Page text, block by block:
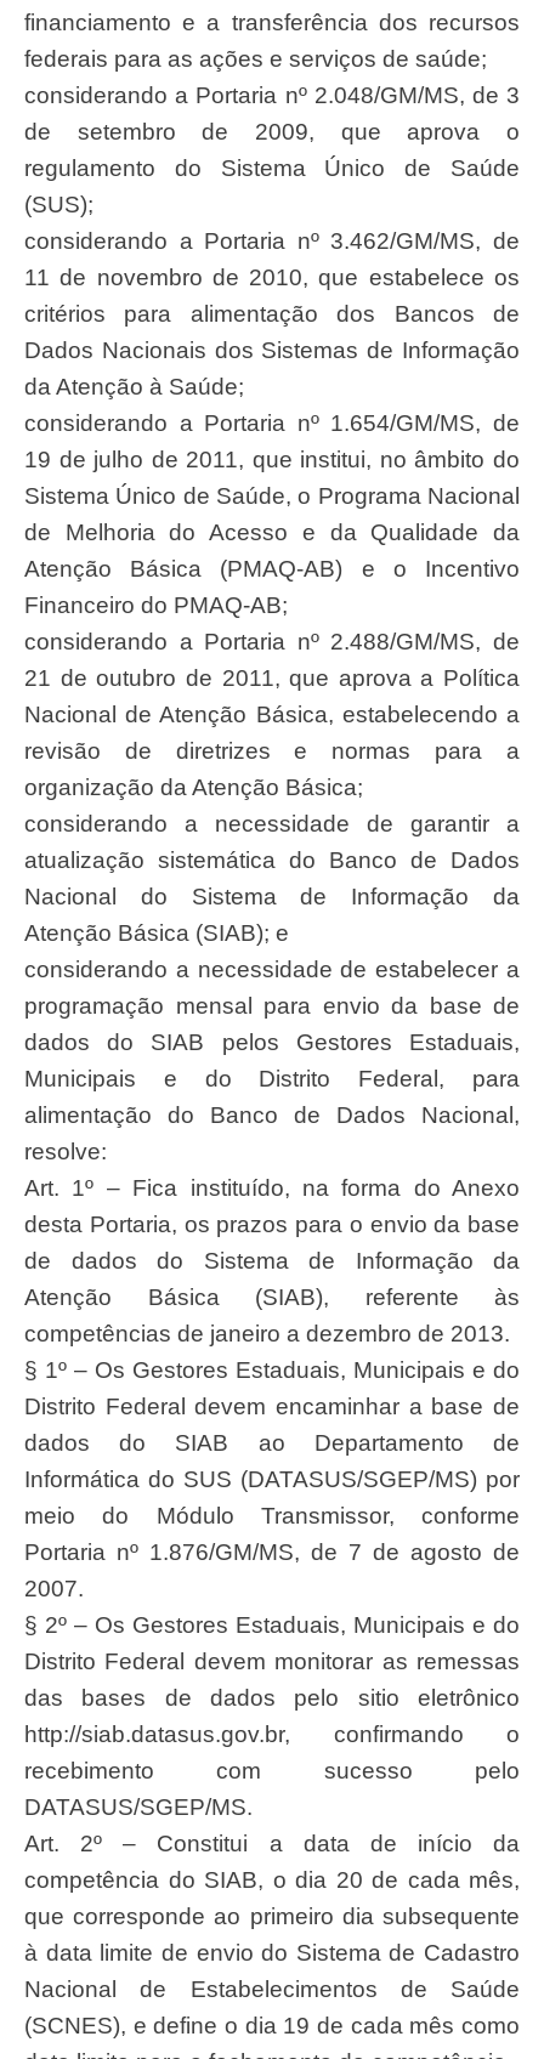
financiamento e a transferência dos recursos
federais para as ações e serviços de saúde;
considerando a Portaria nº 2.048/GM/MS, de 3
de setembro de 2009, que aprova o
regulamento do Sistema Único de Saúde
(SUS);
considerando a Portaria nº 3.462/GM/MS, de
11 de novembro de 2010, que estabelece os
critérios para alimentação dos Bancos de
Dados Nacionais dos Sistemas de Informação
da Atenção à Saúde;
considerando a Portaria nº 1.654/GM/MS, de
19 de julho de 2011, que institui, no âmbito do
Sistema Único de Saúde, o Programa Nacional
de Melhoria do Acesso e da Qualidade da
Atenção Básica (PMAQ-AB) e o Incentivo
Financeiro do PMAQ-AB;
considerando a Portaria nº 2.488/GM/MS, de
21 de outubro de 2011, que aprova a Política
Nacional de Atenção Básica, estabelecendo a
revisão de diretrizes e normas para a
organização da Atenção Básica;
considerando a necessidade de garantir a
atualização sistemática do Banco de Dados
Nacional do Sistema de Informação da
Atenção Básica (SIAB); e
considerando a necessidade de estabelecer a
programação mensal para envio da base de
dados do SIAB pelos Gestores Estaduais,
Municipais e do Distrito Federal, para
alimentação do Banco de Dados Nacional,
resolve:
Art. 1º – Fica instituído, na forma do Anexo
desta Portaria, os prazos para o envio da base
de dados do Sistema de Informação da
Atenção Básica (SIAB), referente às
competências de janeiro a dezembro de 2013.
§ 1º – Os Gestores Estaduais, Municipais e do
Distrito Federal devem encaminhar a base de
dados do SIAB ao Departamento de
Informática do SUS (DATASUS/SGEP/MS) por
meio do Módulo Transmissor, conforme
Portaria nº 1.876/GM/MS, de 7 de agosto de
2007.
§ 2º – Os Gestores Estaduais, Municipais e do
Distrito Federal devem monitorar as remessas
das bases de dados pelo sitio eletrônico
http://siab.datasus.gov.br, confirmando o
recebimento com sucesso pelo
DATASUS/SGEP/MS.
Art. 2º – Constitui a data de início da
competência do SIAB, o dia 20 de cada mês,
que corresponde ao primeiro dia subsequente
à data limite de envio do Sistema de Cadastro
Nacional de Estabelecimentos de Saúde
(SCNES), e define o dia 19 de cada mês como